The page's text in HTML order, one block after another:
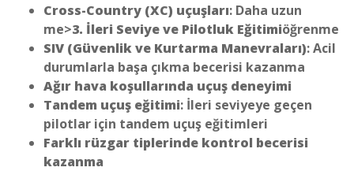
Cross-Country (XC) uçuşları: Daha uzun
me>3. İleri Seviye ve Pilotluk Eğitimiöğrenme
SIV (Güvenlik ve Kurtarma Manevraları): Acil
durumlarla başa çıkma becerisi kazanma
Ağır hava koşullarında uçuş deneyimi
Tandem uçuş eğitimi: İleri seviyeye geçen
pilotlar için tandem uçuş eğitimleri
Farklı rüzgar tiplerinde kontrol becerisi
kazanma